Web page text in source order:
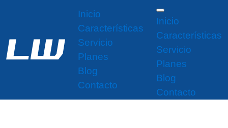
Inicio
Características
Servicio
Planes
Blog
Contacto
Inicio
Características
Servicio
Planes
Blog
Contacto